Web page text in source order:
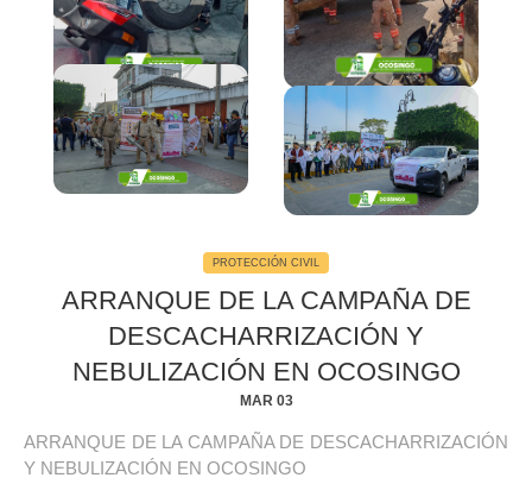
4Fotos
PROTECCIÓN CIVIL
ARRANQUE DE LA CAMPAÑA DE
DESCACHARRIZACIÓN Y
NEBULIZACIÓN EN OCOSINGO
MAR 03
ARRANQUE DE LA CAMPAÑA DE DESCACHARRIZACIÓN
Y NEBULIZACIÓN EN OCOSINGO